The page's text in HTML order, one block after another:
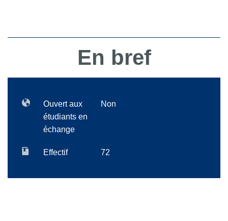
En bref
Ouvert aux
étudiants en
échange
Non
Effectif 72